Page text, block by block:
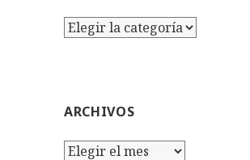
Categorías
ARCHIVOS
Archivos